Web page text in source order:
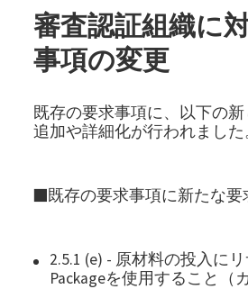
審査認証組織に
事項の変更
既存の要求事項に、以下の
追加や詳細化が行われました
■既存の要求事項に新たな要
2.5.1 (e) - 原材料の投入に
Packageを使用すること（